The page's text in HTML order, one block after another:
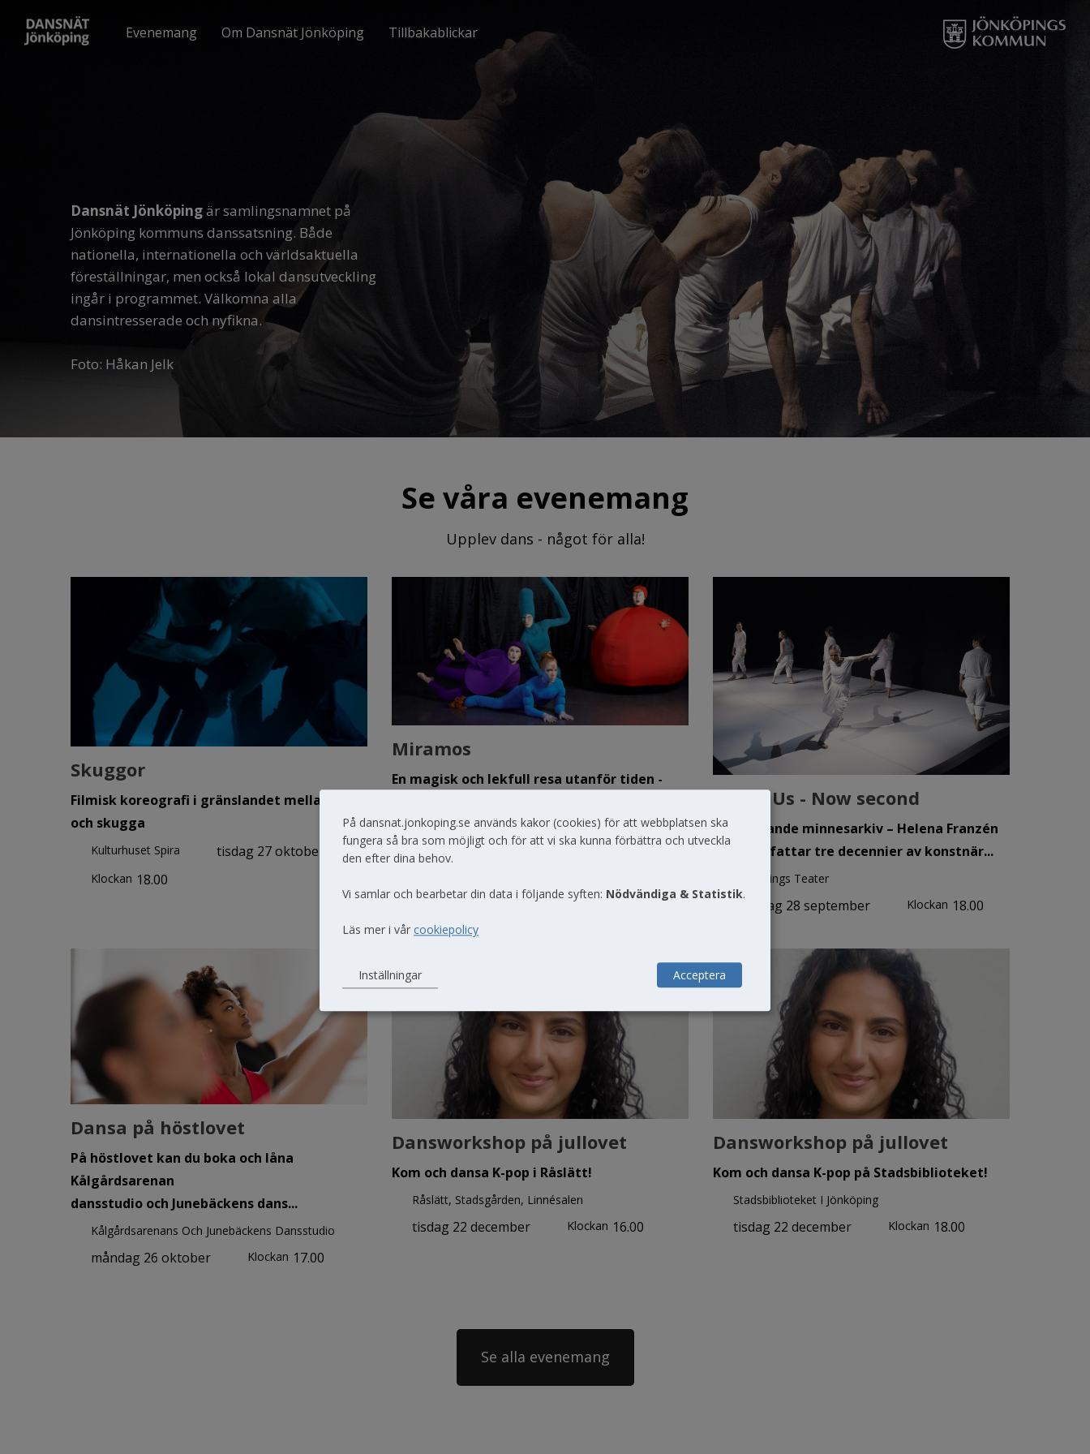
Evenemang Om Dansnät Jönköping Tillbakablickar
Dansnät Jönköping är samlingsnamnet på
Jönköping kommuns danssatsning. Både
nationella, internationella och världsaktuella
föreställningar, men också lokal dansutveckling
ingår i programmet. Välkomna alla
dansintresserade och nyfikna.
Foto: Håkan Jelk
Se våra evenemang
Upplev dans - något för alla!
Skuggor
Filmisk koreografi i gränslandet mellan ljus
och skugga
Kulturhuset Spira tisdag 27 oktober
Klockan 18.00
Miramos
En magisk och lekfull resa utanför tiden -
Stadsbiblioteket Jönköping
lördag 7 november
Here - Us - Now second
Ett dansande minnesarkiv – Helena Franzén
sammanfattar tre decennier av konstnär...
Jönköpings Teater
måndag 28 september Klockan 18.00
Dansa på höstlovet
På höstlovet kan du boka och låna
Kålgårdsarenan
dansstudio och Junebäckens dans...
Kålgårdsarenans Och Junebäckens Dansstudio
måndag 26 oktober Klockan 17.00
Dansworkshop på jullovet
Kom och dansa K-pop i Råslätt!
Råslätt, Stadsgården, Linnésalen
tisdag 22 december Klockan 16.00
Dansworkshop på jullovet
Kom och dansa K-pop på Stadsbiblioteket!
Stadsbiblioteket I Jönköping
tisdag 22 december Klockan 18.00
Se alla evenemang
På dansnat.jonkoping.se används kakor (cookies) för att webbplatsen ska
fungera så bra som möjligt och för att vi ska kunna förbättra och utveckla
den efter dina behov.
Vi samlar och bearbetar din data i följande syften: Nödvändiga & Statistik.
Läs mer i vår cookiepolicy
Inställningar Acceptera